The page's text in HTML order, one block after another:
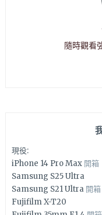
隨時觀看
現役:
iPhone 14 Pro Max 開箱
Samsung S25 Ultra
Samsung S21 Ultra 開箱
Fujifilm X-T20